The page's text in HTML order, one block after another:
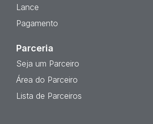
Lance
Pagamento
Parceria
Seja um Parceiro
Área do Parceiro
Lista de Parceiros